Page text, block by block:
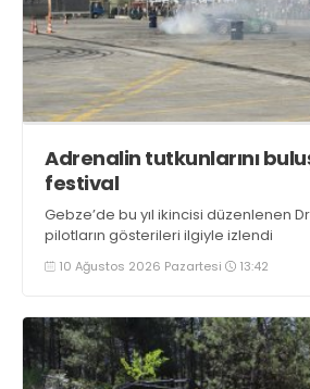
Adrenalin tutkunlarını
festival
​​​​​​​Gebze’de bu yıl ikincisi düzenlenen
pilotların gösterileri ilgiyle izlendi
10 Ağustos 2026 Pazartesi 13:42